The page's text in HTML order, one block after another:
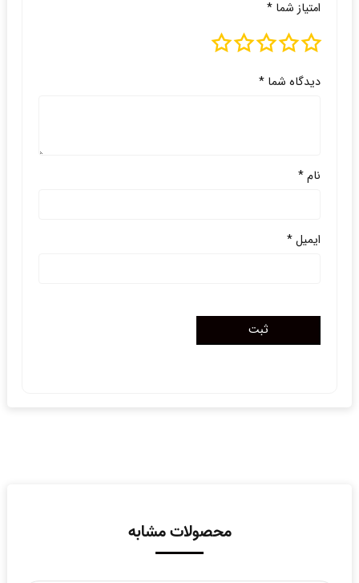
امتیاز شما *
دیدگاه شما *
نام*
ایمیل*
محصولات مشابه